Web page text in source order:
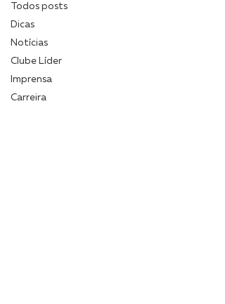
Todos posts
Dicas
Notícias
Clube Líder
Imprensa
Carreira